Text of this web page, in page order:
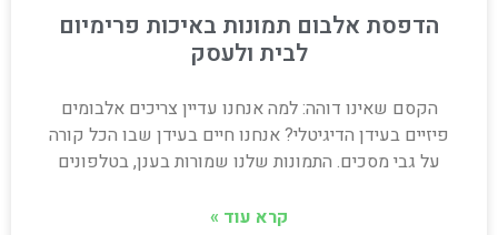
הדפסת אלבום תמונות באיכות פרימיום
לבית ולעסק
הקסם שאינו דוהה: למה אנחנו עדיין צריכים אלבומים
פיזיים בעידן הדיגיטלי? אנחנו חיים בעידן שבו הכל קורה
על גבי מסכים. התמונות שלנו שמורות בענן, בטלפונים
קרא עוד »